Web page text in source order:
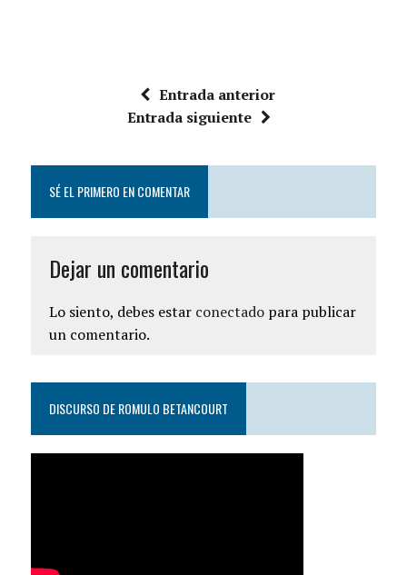
Entrada anterior
Entrada siguiente
SÉ EL PRIMERO EN COMENTAR
Dejar un comentario
Lo siento, debes estar conectadopara publicar
un comentario.
DISCURSO DE ROMULO BETANCOURT